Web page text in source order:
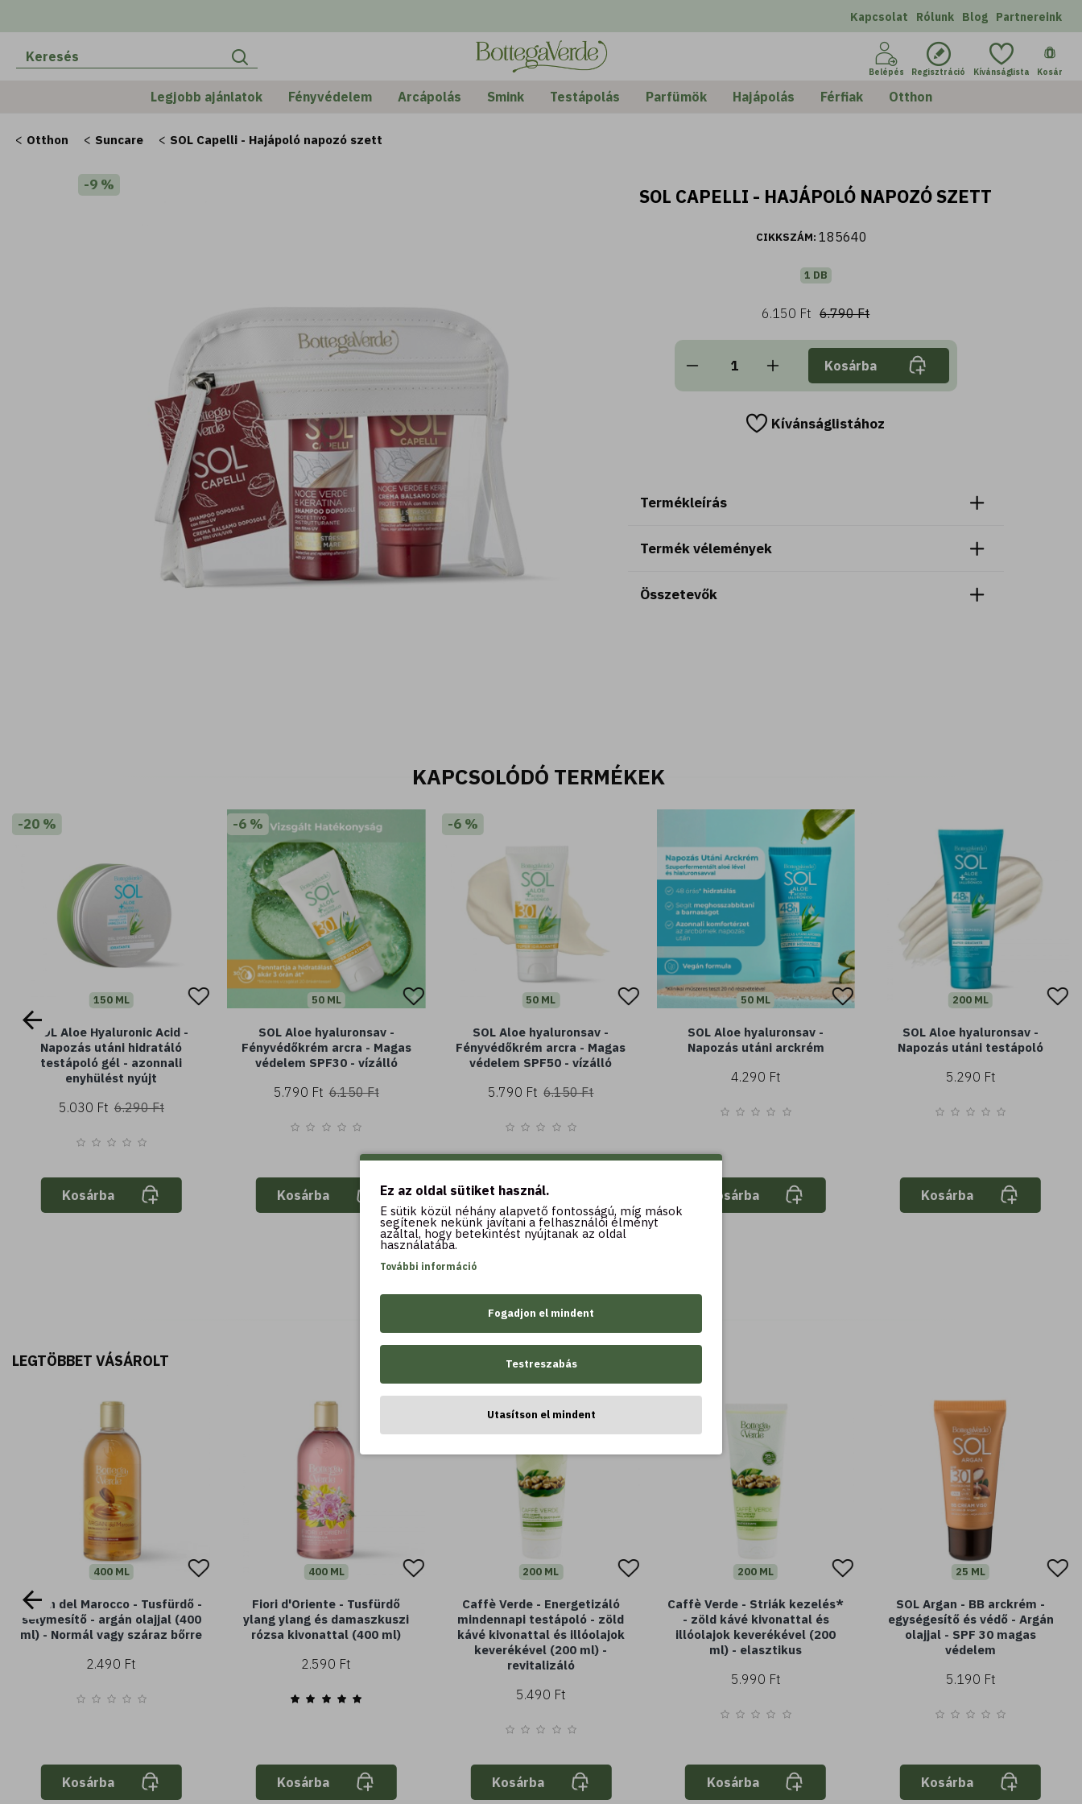
Kapcsolat Rólunk Blog Partnereink
Belépés Regisztráció Kívánságlista
0
Kosár
Legjobb ajánlatok Fényvédelem Arcápolás Smink Testápolás Parfümök Hajápolás Férfiak Otthon
Otthon Suncare SOL Capelli - Hajápoló napozó szett
-9 % SOL CAPELLI - HAJÁPOLÓ NAPOZÓ SZETT
CIKKSZÁM: 185640
1 DB
6.150 Ft 6.790 Ft
Kosárba
Kívánságlistához
Termékleírás
Termék vélemények
Összetevők
KAPCSOLÓDÓ TERMÉKEK
-20 %
150 ML
SOL Aloe Hyaluronic Acid -
Napozás utáni hidratáló
testápoló gél - azonnali
enyhülést nyújt
5.030 Ft 6.290 Ft
Kosárba
-6 %
50 ML
SOL Aloe hyaluronsav -
Fényvédőkrém arcra - Magas
védelem SPF30 - vízálló
5.790 Ft 6.150 Ft
Kosárba
-6 %
50 ML
SOL Aloe hyaluronsav -
Fényvédőkrém arcra - Magas
védelem SPF50 - vízálló
5.790 Ft 6.150 Ft
Kosárba
50 ML
SOL Aloe hyaluronsav -
Napozás utáni arckrém
4.290 Ft
Kosárba
200 ML
SOL Aloe hyaluronsav -
Napozás utáni testápoló
5.290 Ft
Kosárba
LEGTÖBBET VÁSÁROLT
LEGTÖBBET VÁSÁROLT
400 ML
Argan del Marocco - Tusfürdő -
selymesítő - argán olajjal (400
ml) - Normál vagy száraz bőrre
2.490 Ft
Kosárba
400 ML
Fiori d'Oriente - Tusfürdő
ylang ylang és damaszkuszi
rózsa kivonattal (400 ml)
2.590 Ft
Kosárba
200 ML
Caffè Verde - Energetizáló
mindennapi testápoló - zöld
kávé kivonattal és illóolajok
keverékével (200 ml) -
revitalizáló
5.490 Ft
Kosárba
200 ML
Caffè Verde - Striák kezelés*
- zöld kávé kivonattal és
illóolajok keverékével (200
ml) - elasztikus
5.990 Ft
Kosárba
25 ML
SOL Argan - BB arckrém -
egységesítő és védő - Argán
olajjal - SPF 30 magas
védelem
5.190 Ft
Kosárba
Ez az oldal sütiket használ.
E sütik közül néhány alapvető fontosságú, míg mások
segítenek nekünk javítani a felhasználói élményt
azáltal, hogy betekintést nyújtanak az oldal
használatába.
További információ
Fogadjon el mindent
Testreszabás
Utasítson el mindent